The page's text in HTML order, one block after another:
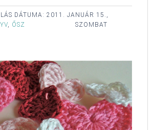
DÁTUMA: 2011. JANUÁR 15.,
SZOMBAT
, ŐSZ